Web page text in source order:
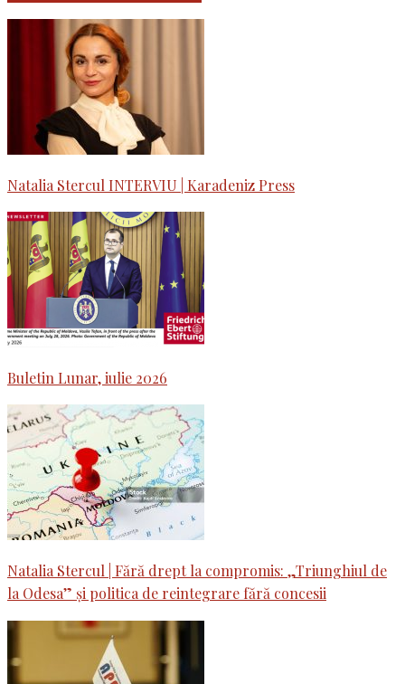
Natalia Stercul INTERVIU | Karadeniz Press
Buletin Lunar, iulie 2026
Natalia Stercul | Fără drept la compromis: „Triunghiul de
la Odesa” și politica de reintegrare fără concesii